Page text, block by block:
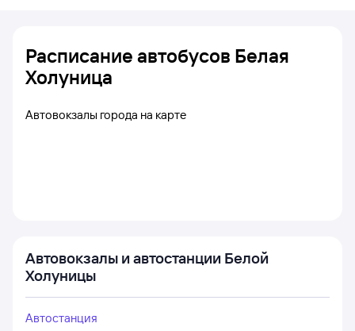
Расписание автобусов Белая
Холуница
Автовокзалы города на карте
Автовокзалы и автостанции Белой
Холуницы
Автостанция